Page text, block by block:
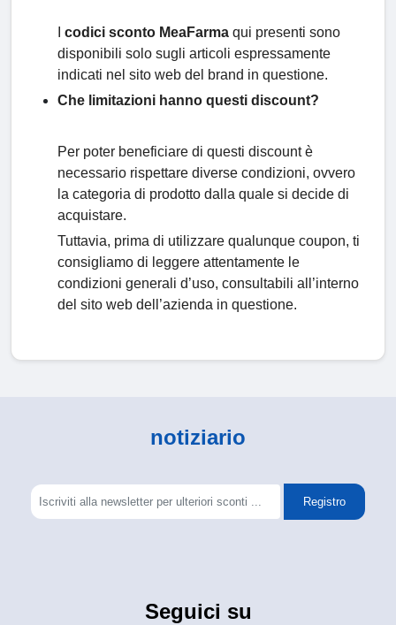
codici sconto MeaFarma qui presenti sono
disponibili solo sugli articoli espressamente
indicati nel sito web del brand in questione.
Che limitazioni hanno questi discount?
Per poter beneficiare di questi discount è
necessario rispettare diverse condizioni, ovvero
la categoria di prodotto dalla quale si decide di
acquistare.
Tuttavia, prima di utilizzare qualunque coupon, ti
consigliamo di leggere attentamente le
condizioni generali d’uso, consultabili all’interno
del sito web dell’azienda in questione.
notiziario
Registro
Seguici su